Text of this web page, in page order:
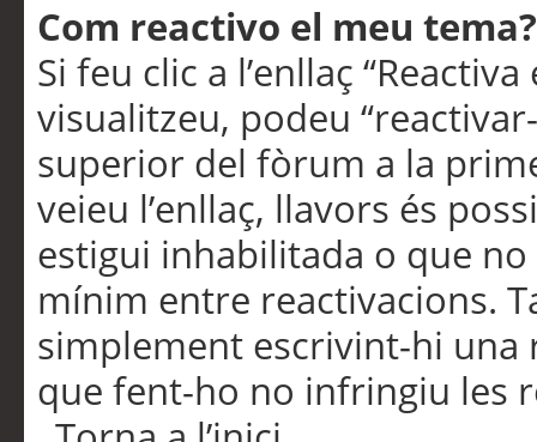
Com reactivo el meu tema?
Si feu clic a l’enllaç
visualitzeu, podeu
superior del fòrum a la
veieu l’enllaç, llavors és
estigui inhabilitada o que
mínim entre reactivacions.
simplement escrivint-hi una
que fent-ho no infringiu les